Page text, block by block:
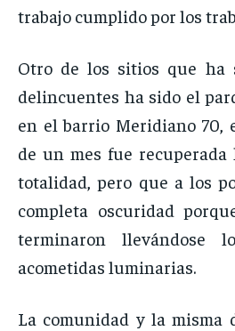
trabajo cumplido por los
Otro de los sitios que ha
delincuentes ha sido el
en el barrio Meridiano 70,
de un mes fue
totalidad, pero que a los
completa oscuridad
terminaron llevándose
acometidas luminarias.
La comunidad y la misma